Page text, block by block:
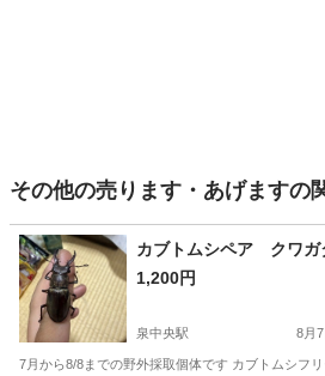
その他の売ります・あげますの
カブトムシペア クワガ
1,200円
泉中央駅 8月7
7月から8/8までの野外採取個体です